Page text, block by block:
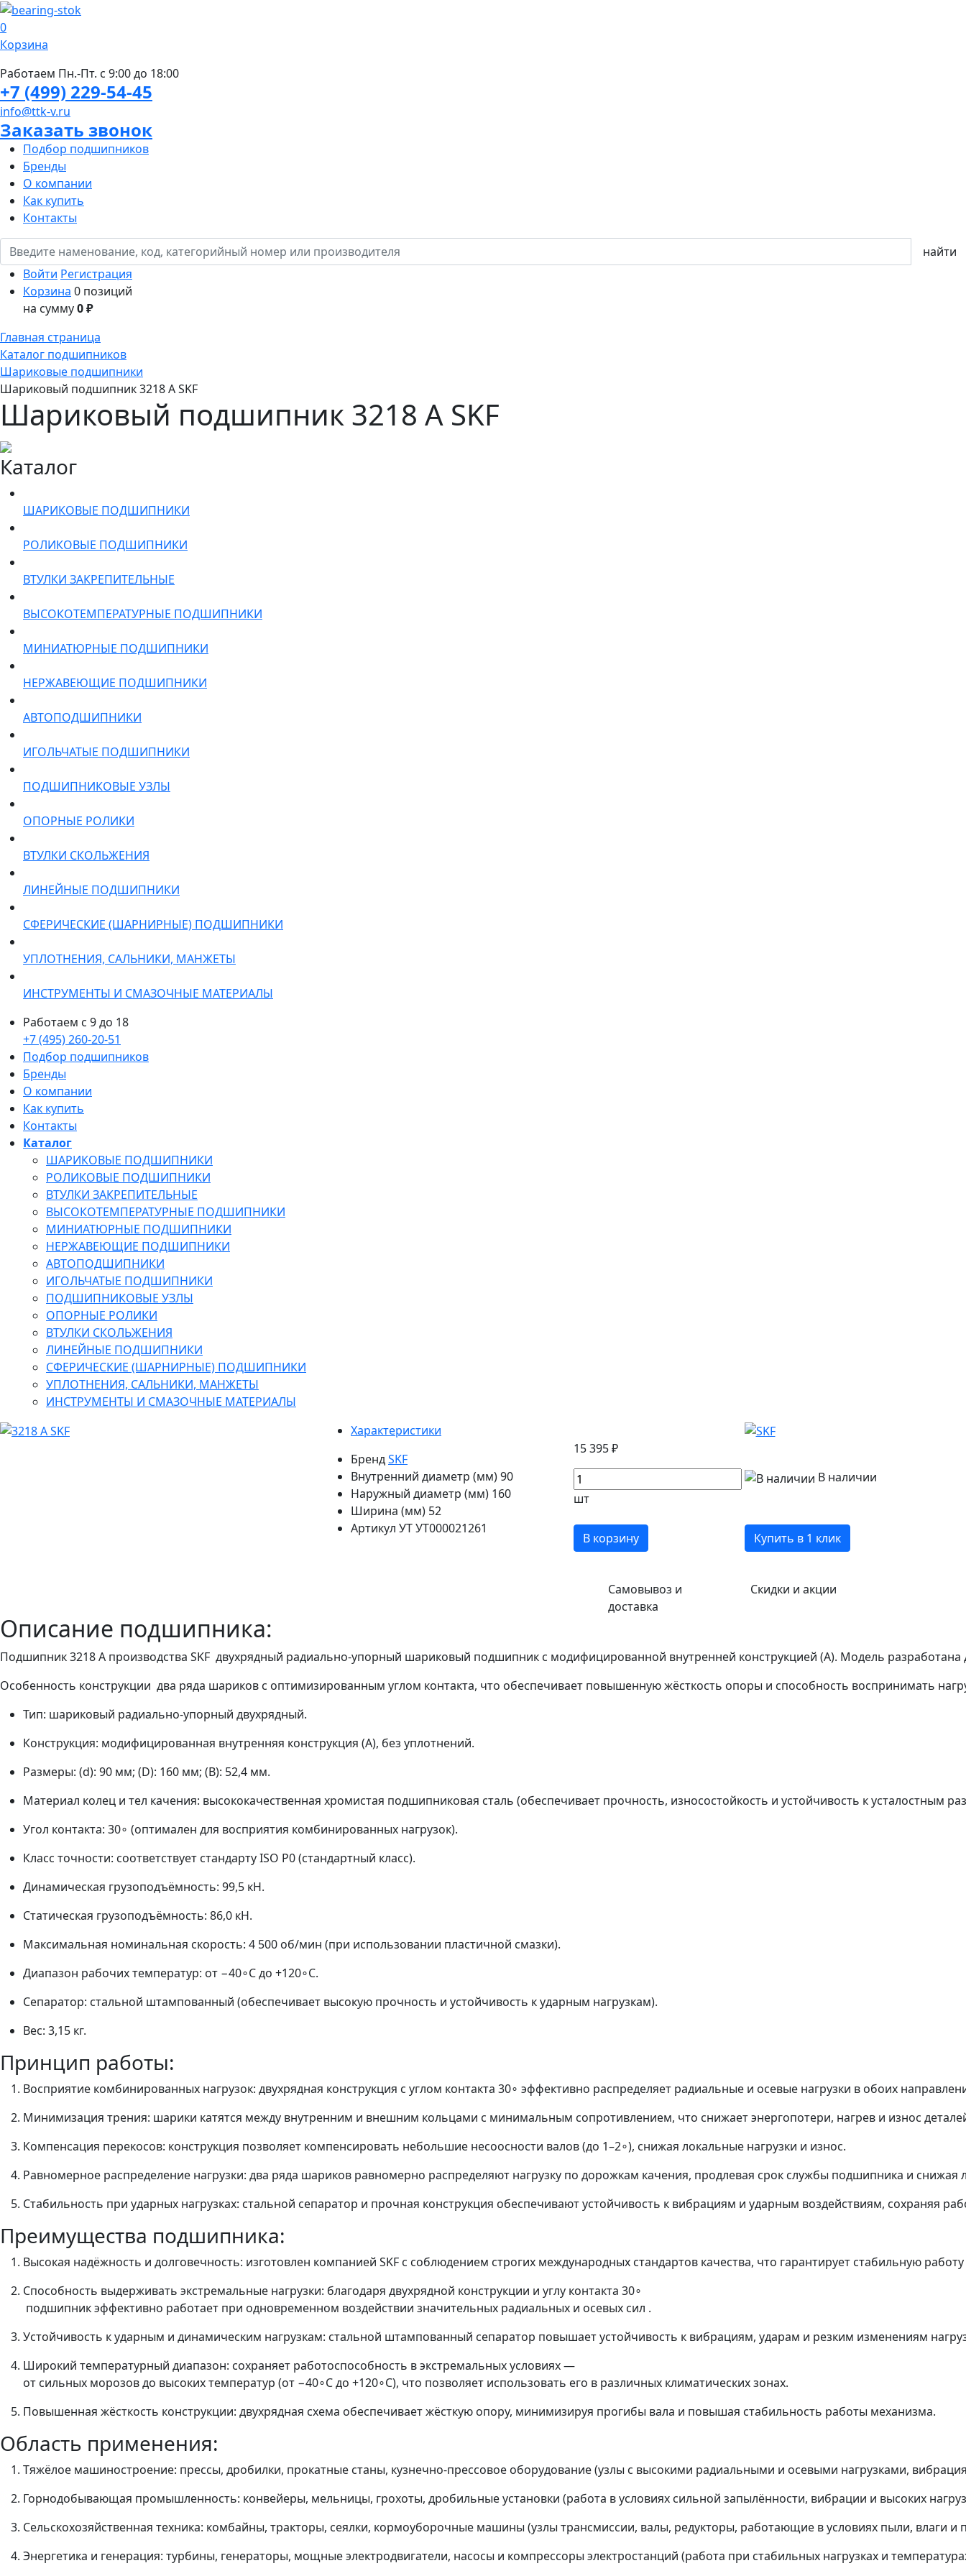
0
Корзина
Работаем Пн.-Пт. с 9:00 до 18:00
+7 (499) 229-54-45
info@ttk-v.ru
Заказать звонок
Подбор подшипников
Бренды
О компании
Как купить
Контакты
Войти Регистрация
Корзина 0 позиций
на сумму0 ₽
Главная страница
Каталог подшипников
Шариковые подшипники
Шариковый подшипник 3218 A SKF
Шариковый подшипник 3218 A SKF
Каталог
ШАРИКОВЫЕ ПОДШИПНИКИ
РОЛИКОВЫЕ ПОДШИПНИКИ
ВТУЛКИ ЗАКРЕПИТЕЛЬНЫЕ
ВЫСОКОТЕМПЕРАТУРНЫЕ ПОДШИПНИКИ
МИНИАТЮРНЫЕ ПОДШИПНИКИ
НЕРЖАВЕЮЩИЕ ПОДШИПНИКИ
АВТОПОДШИПНИКИ
ИГОЛЬЧАТЫЕ ПОДШИПНИКИ
ПОДШИПНИКОВЫЕ УЗЛЫ
ОПОРНЫЕ РОЛИКИ
ВТУЛКИ СКОЛЬЖЕНИЯ
ЛИНЕЙНЫЕ ПОДШИПНИКИ
СФЕРИЧЕСКИЕ (ШАРНИРНЫЕ) ПОДШИПНИКИ
УПЛОТНЕНИЯ, САЛЬНИКИ, МАНЖЕТЫ
ИНСТРУМЕНТЫ И СМАЗОЧНЫЕ МАТЕРИАЛЫ
Работаем с 9 до 18
+7 (495) 260-20-51
Подбор подшипников
Бренды
О компании
Как купить
Контакты
Каталог
ШАРИКОВЫЕ ПОДШИПНИКИ
РОЛИКОВЫЕ ПОДШИПНИКИ
ВТУЛКИ ЗАКРЕПИТЕЛЬНЫЕ
ВЫСОКОТЕМПЕРАТУРНЫЕ ПОДШИПНИКИ
МИНИАТЮРНЫЕ ПОДШИПНИКИ
НЕРЖАВЕЮЩИЕ ПОДШИПНИКИ
АВТОПОДШИПНИКИ
ИГОЛЬЧАТЫЕ ПОДШИПНИКИ
ПОДШИПНИКОВЫЕ УЗЛЫ
ОПОРНЫЕ РОЛИКИ
ВТУЛКИ СКОЛЬЖЕНИЯ
ЛИНЕЙНЫЕ ПОДШИПНИКИ
СФЕРИЧЕСКИЕ (ШАРНИРНЫЕ) ПОДШИПНИКИ
УПЛОТНЕНИЯ, САЛЬНИКИ, МАНЖЕТЫ
ИНСТРУМЕНТЫ И СМАЗОЧНЫЕ МАТЕРИАЛЫ
Характеристики
БрендSKF
Внутренний диаметр (мм)90
Наружный диаметр (мм) 160
Ширина (мм) 52
Артикул УТУТ000021261
15 395 ₽
шт
В наличии
В корзину Купить в 1 клик
Самовывоз и
доставка
Скидки и акции
Описание подшипника:
Подшипник 3218 A производства SKF двухрядный радиально‑упорный шариковый подшипник с модифицированной внутренней конструкцией (A). Модель
Особенность конструкции два ряда шариков с оптимизированным углом контакта, что обеспечивает повышенную жёсткость опоры и способность воспринимать
Тип: шариковый радиально‑упорный двухрядный.
Конструкция: модифицированная внутренняя конструкция (A), без уплотнений.
Размеры: (d): 90 мм; (D): 160 мм; (B): 52,4 мм.
Материал колец и тел качения: высококачественная хромистая подшипниковая сталь (обеспечивает прочность, износостойкость и устойчивость к усталостным
Угол контакта: 30∘ (оптимален для восприятия комбинированных нагрузок).
Класс точности: соответствует стандарту ISO P0 (стандартный класс).
Динамическая грузоподъёмность: 99,5 кН.
Статическая грузоподъёмность: 86,0 кН.
Максимальная номинальная скорость: 4 500 об/мин (при использовании пластичной смазки).
Диапазон рабочих температур: от −40∘C до +120∘C.
Сепаратор: стальной штампованный (обеспечивает высокую прочность и устойчивость к ударным нагрузкам).
Вес: 3,15 кг.
Принцип работы:
Восприятие комбинированных нагрузок: двухрядная конструкция с углом контакта 30∘ эффективно распределяет радиальные и осевые нагрузки в обоих
Минимизация трения: шарики катятся между внутренним и внешним кольцами с минимальным сопротивлением, что снижает энергопотери, нагрев и износ
Компенсация перекосов: конструкция позволяет компенсировать небольшие несоосности валов (до 1–2∘), снижая локальные нагрузки и износ.
Равномерное распределение нагрузки: два ряда шариков равномерно распределяют нагрузку по дорожкам качения, продлевая срок службы подшипника и
Стабильность при ударных нагрузках: стальной сепаратор и прочная конструкция обеспечивают устойчивость к вибрациям и ударным воздействиям, сохраняя
Преимущества подшипника:
Высокая надёжность и долговечность: изготовлен компанией SKF с соблюдением строгих международных стандартов качества, что гарантирует стабильную
Способность выдерживать экстремальные нагрузки: благодаря двухрядной конструкции и углу контакта 30∘
подшипник эффективно работает при одновременном воздействии значительных радиальных и осевых сил .
Устойчивость к ударным и динамическим нагрузкам: стальной штампованный сепаратор повышает устойчивость к вибрациям, ударам и резким изменениям
Широкий температурный диапазон: сохраняет работоспособность в экстремальных условиях —
от сильных морозов до высоких температур (от −40∘C до +120∘C), что позволяет использовать его в различных климатических зонах.
Повышенная жёсткость конструкции: двухрядная схема обеспечивает жёсткую опору, минимизируя прогибы вала и повышая стабильность работы механизма.
Область применения:
Тяжёлое машиностроение: прессы, дробилки, прокатные станы, кузнечно‑прессовое оборудование (узлы с высокими радиальными и осевыми нагрузками,
Горнодобывающая промышленность: конвейеры, мельницы, грохоты, дробильные установки (работа в условиях сильной запылённости, вибрации и высоких
Сельскохозяйственная техника: комбайны, тракторы, сеялки, кормоуборочные машины (узлы трансмиссии, валы, редукторы, работающие в условиях пыли, влаги и
Энергетика и генерация: турбины, генераторы, мощные электродвигатели, насосы и компрессоры электростанций (работа при стабильных нагрузках и